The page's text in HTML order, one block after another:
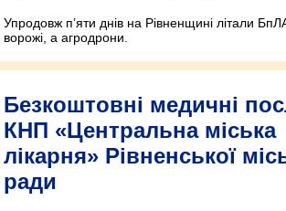
Упродовж п’яти днів на Рівненщині літали
ворожі, а агродрони.
Безкоштовні медичні
КНП «Центральна міська
лікарня» Рівненської
ради